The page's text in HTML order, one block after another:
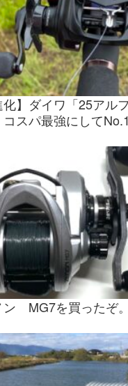
化】ダイワ「25アル
スパ最強にして
MG7を買ったぞ。